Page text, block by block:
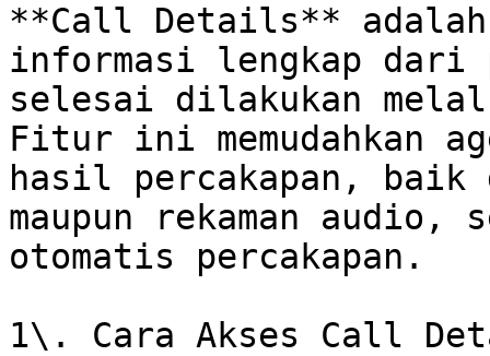
**Call Details** adalah
informasi lengkap dari
selesai dilakukan
Fitur ini memudahkan
hasil percakapan,
maupun rekaman audio,
otomatis percakapan.
1\. Cara Akses Call